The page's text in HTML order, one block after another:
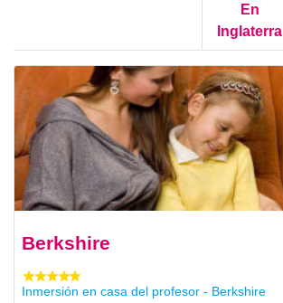
En
Inglaterra
Berkshire
Inmersión en casa del profesor - Berkshire